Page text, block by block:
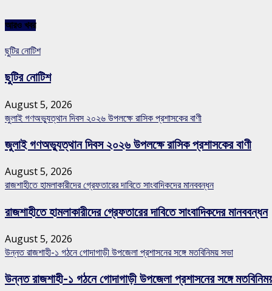
আরও খবর
ছুটির নোটিশ
ছুটির নোটিশ
August 5, 2026
জুলাই গণঅভ্যুত্থান দিবস ২০২৬ উপলক্ষে রাসিক প্রশাসকের বাণী
জুলাই গণঅভ্যুত্থান দিবস ২০২৬ উপলক্ষে রাসিক প্রশাসকের বাণী
August 5, 2026
রাজশাহীতে হামলাকারীদের গ্রেফতারের দাবিতে সাংবাদিকদের মানববন্ধন
রাজশাহীতে হামলাকারীদের গ্রেফতারের দাবিতে সাংবাদিকদের মানববন্ধন
August 5, 2026
উন্নত রাজশাহী-১ গঠনে গোদাগাড়ী উপজেলা প্রশাসনের সঙ্গে মতবিনিময় সভা
উন্নত রাজশাহী-১ গঠনে গোদাগাড়ী উপজেলা প্রশাসনের সঙ্গে